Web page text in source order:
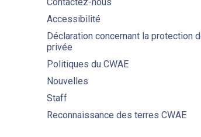
Accessibilité
Déclaration concernant la protection
privée
Politiques du CWAE
Nouvelles
Staff
Reconnaissance des terres CWAE